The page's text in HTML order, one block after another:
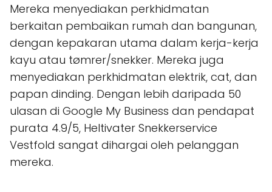
Mereka menyediakan perkhidmatan
berkaitan pembaikan rumah dan bangunan,
dengan kepakaran utama dalam kerja-kerja
kayu atau tømrer/snekker. Mereka juga
menyediakan perkhidmatan elektrik, cat, dan
papan dinding. Dengan lebih daripada 50
ulasan di Google My Business dan pendapat
purata 4.9/5, Heltivater Snekkerservice
Vestfold sangat dihargai oleh pelanggan
mereka.